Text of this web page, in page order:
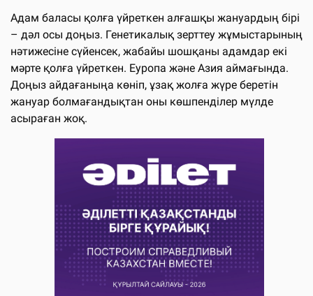
Адам баласы қолға үйреткен алғашқы жануардың бірі
– дәл осы доңыз. Генетикалық зерттеу жұмыстарының
нәтижесіне сүйенсек, жабайы шошқаны адамдар екі
мәрте қолға үйреткен. Еуропа және Азия аймағында.
Доңыз айдағаныңа көніп, ұзақ жолға жүре беретін
жануар болмағандықтан оны көшпенділер мүлде
асыраған жоқ.